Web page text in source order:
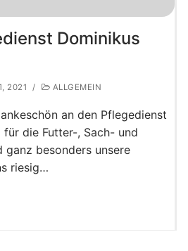
Dominikus
2021 / ALLGEMEIN
an den Pflegedienst
die Futter-, Sach- und
ganz besonders unsere
riesig…